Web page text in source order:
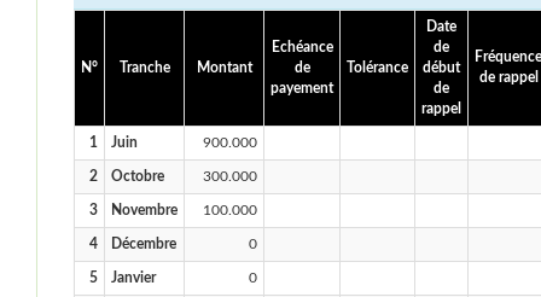
N° Tranche Montant
Echéance
de
payement
Tolérance
Date
de
début
de
rappel
Fréquence
de rappel
1 Juin 900.000
2 Octobre 300.000
3 Novembre 100.000
4 Décembre 0
5 Janvier 0